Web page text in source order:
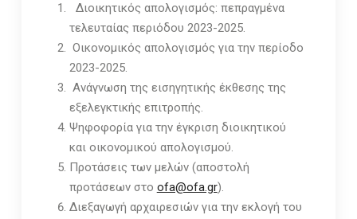
Διοικητικός απολογισμός: πεπραγμένα
τελευταίας περιόδου 2023-2025.
Οικονομικός απολογισμός για την περίοδο
2023-2025.
Ανάγνωση της εισηγητικής έκθεσης της
εξελεγκτικής επιτροπής.
Ψηφοφορία για την έγκριση διοικητικού
και οικονομικού απολογισμού.
Προτάσεις των μελών (αποστολή
προτάσεων στο ofa@ofa.gr).
Διεξαγωγή αρχαιρεσιών για την εκλογή του